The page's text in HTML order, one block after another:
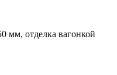
мм, отделка вагонкой